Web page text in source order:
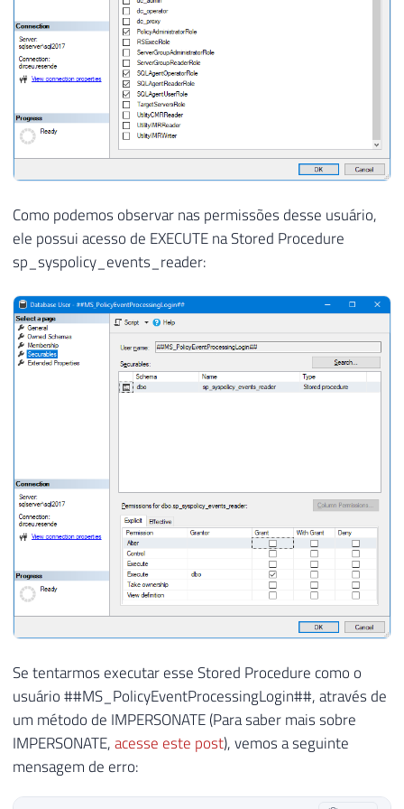
Como podemos observar nas permissões desse usuário,
ele possui acesso de EXECUTE na Stored Procedure
sp_syspolicy_events_reader:
Se tentarmos executar esse Stored Procedure como o
usuário ##MS_PolicyEventProcessingLogin##, através de
um método de IMPERSONATE (Para saber mais sobre
IMPERSONATE,acesse este post), vemos a seguinte
mensagem de erro: